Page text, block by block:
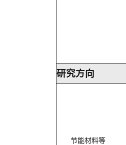
研究方向
节能材料等